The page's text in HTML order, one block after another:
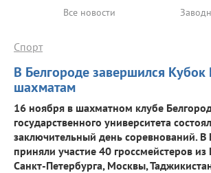
Все новости
В Белгороде завершился Кубок
шахматам
Спорт
16 ноября в шахматном клубе
государственного университета
заключительный день соревнований. В
приняли участие 40 гроссмейстеров
Санкт-Петербурга, Москвы,